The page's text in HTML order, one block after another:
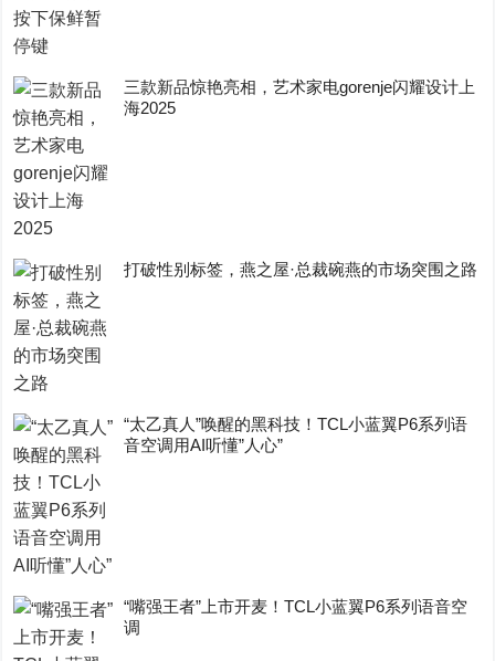
三款新品惊艳亮相，艺术家电gorenje闪耀设计上
海2025
打破性别标签，燕之屋·总裁碗燕的市场突围之路
“太乙真人”唤醒的黑科技！TCL小蓝翼P6系列语
音空调用AI听懂”人心”
“嘴强王者”上市开麦！TCL小蓝翼P6系列语音空
调